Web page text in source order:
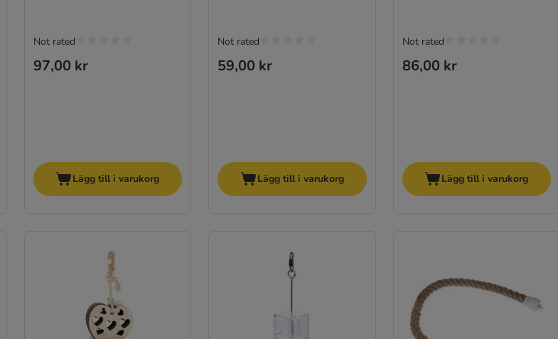
97,00 kr
Not rated
Lägg till i varukorg
59,00 kr
Not rated
Lägg till i varukorg
86,00 kr
Not rated
Lägg till i varukorg